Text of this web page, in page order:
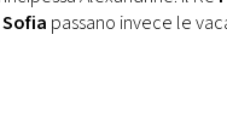
passano invece le